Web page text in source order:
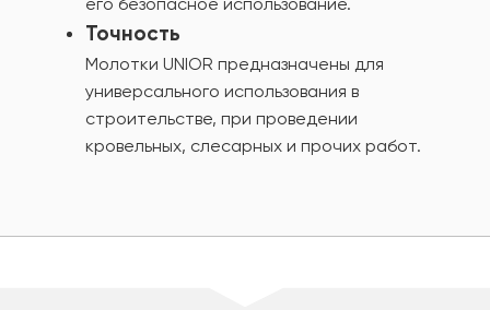
Точность
Молотки UNIOR предназначены для
универсального использования в
строительстве, при проведении
кровельных, слесарных и прочих работ.